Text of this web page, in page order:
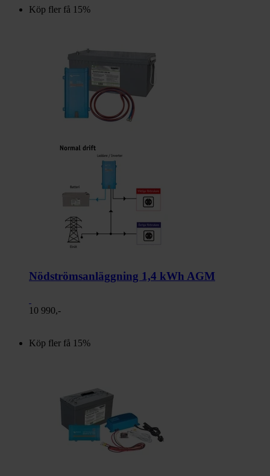
Köp fler få 15%
Nödströmsanläggning 1,4 kWh AGM
10 990,-
Köp fler få 15%